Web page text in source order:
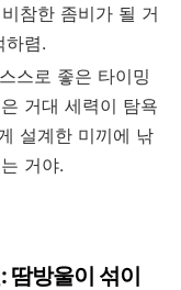
참한 좀비가 될 거
하렴.
스스로 좋은 타이밍
거대 세력이 탐욕
설계한 미끼에 낚
거야.
땀방울이 섞이